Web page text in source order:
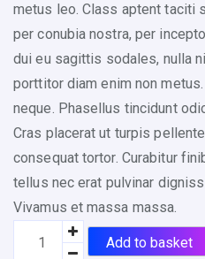
O
Ut
O
F
5
B
metus leo. Class aptent taciti
per conubia nostra, per
dui eu sagittis sodales, nulla
porttitor diam enim non
neque. Phasellus tincidunt
Cras placerat ut turpis
consequat tortor. Curabitur
tellus nec erat pulvinar
Vivamus et massa massa.
Add to basket